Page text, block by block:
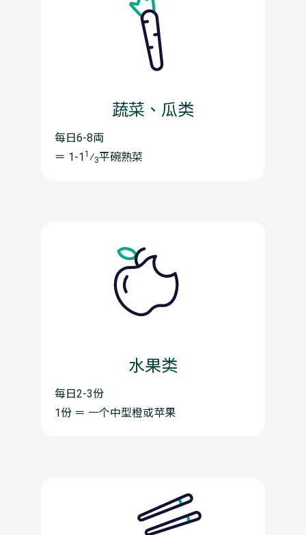
蔬菜、瓜类
每日6-8両
＝ 1-11 ⁄3平碗熟菜
水果类
每日2-3份
1份 ＝ 一个中型橙或苹果